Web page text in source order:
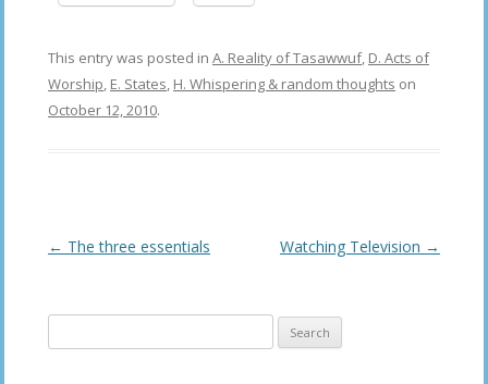
This entry was posted in A. Reality of Tasawwuf, D. Acts of
Worship E. States H. Whispering & random thoughts on
October 12, 2010.
Post
← The three essentials Watching Television →
for: